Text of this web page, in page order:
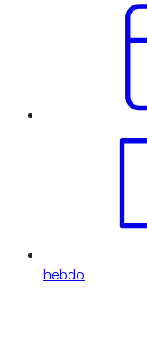
hebdo